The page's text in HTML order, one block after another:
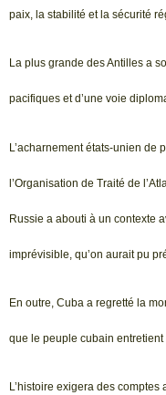
paix, la stabilité et la sécurité
La plus grande des Antilles a
pacifiques et d’une voie
L’acharnement états-unien de
l’Organisation de Traité de
Russie a abouti à un contexte
imprévisible, qu’on aurait pu
En outre, Cuba a regretté la
que le peuple cubain
L’histoire exigera des